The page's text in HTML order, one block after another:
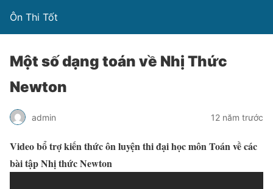
Ôn Thi Tốt
Một số dạng toán về Nhị Thức
Newton
admin 12 năm trước
Video bổ trợ kiến thức ôn luyện thi đại học môn Toán về các
bài tập Nhị thức Newton